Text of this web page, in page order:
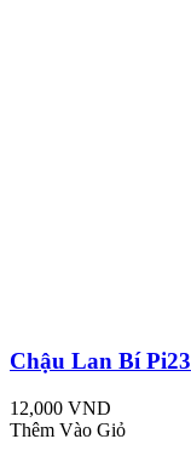
Chậu Lan Bí Pi23
12,000 VND
Thêm Vào Giỏ